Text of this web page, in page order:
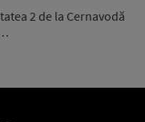
2 de la Cernavodă